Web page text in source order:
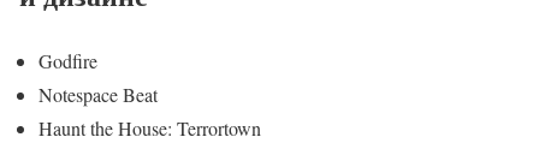
Godfire
Notespace Beat
Haunt the House: Terrortown